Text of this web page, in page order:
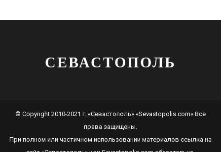
СЕВАСТОПОЛЬ
© Copyright 2010-2021 г. «Севастополь» «Sevastopolis.com» Все
права защищены.
При полном или частичном использовании материалов ссылка на